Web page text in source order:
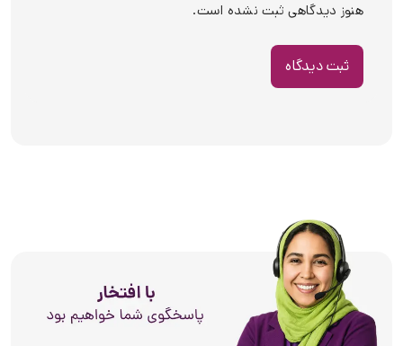
هنوز دیدگاهی ثبت نشده است.
ثبت دیدگاه